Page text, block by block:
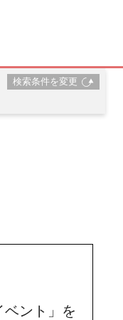
検索条件を変更
ベント」を